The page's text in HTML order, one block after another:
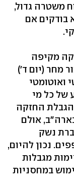
משטרה גדול,
בודקים אם
מקיפה
מחר (יום ד')
ואוטומטי
של כל מי
החזקה
אולם
נשק
נכון להיום,
מגבלות
במחסניות